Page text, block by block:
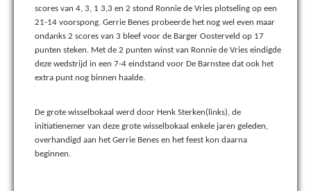
scores van 4, 3, 1 3,3 en 2 stond Ronnie de Vries plotseling op een
21-14 voorspong. Gerrie Benes probeerde het nog wel even maar
ondanks 2 scores van 3 bleef voor de Barger Oosterveld op 17
punten steken. Met de 2 punten winst van Ronnie de Vries eindigde
deze wedstrijd in een 7-4 eindstand voor De Barnstee dat ook het
extra punt nog binnen haalde.
De grote wisselbokaal werd door Henk Sterken(links), de
initiatienemer van deze grote wisselbokaal enkele jaren geleden,
overhandigd aan het Gerrie Benes en het feest kon daarna
beginnen.